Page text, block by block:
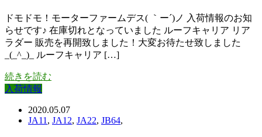
ドモドモ！モーターファームデス( ｀ー´)ノ 入荷情報のお知
らせです♪ 在庫切れとなっていました ルーフキャリア リア
ラダー 販売を再開致しました！大変お待たせ致しました
_(_^_)_ ルーフキャリア […]
続きを読む
入荷情報
2020.05.07
JA11 , JA12, JA22, JB64,